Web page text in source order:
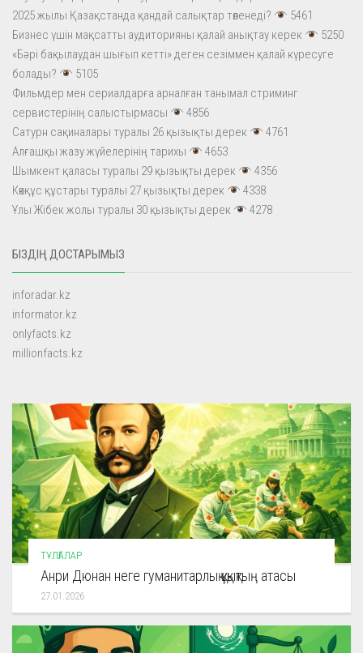
2025 жылы Қазақстанда қандай салықтар төленеді?
5461
Бизнес үшін мақсатты аудиторияны қалай анықтау керек
5250
«Бәрі бақылаудан шығып кетті» деген сезіммен қалай күресуге
болады?
5105
Фильмдер мен сериалдарға арналған танымал стриминг
сервистерінің салыстырмасы
4856
Сатурн сақиналары туралы 26 қызықты дерек
4761
Алғашқы жазу жүйелерінің тарихы
4653
Шымкент қаласы туралы 29 қызықты дерек
4356
Көкқұс құстары туралы 27 қызықты дерек
4338
Ұлы Жібек жолы туралы 30 қызықты дерек
4278
БІЗДІҢ ДОСТАРЫМЫЗ
inforadar.kz
informator.kz
onlyfacts.kz
millionfacts.kz
ТҰЛҒАЛАР
Анри Дюнан неге гуманитарлық құқықтың атасы
27.01.2026